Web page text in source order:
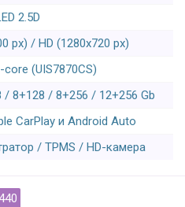
2.5D
px) / HD (1280x720 px)
core (UIS7870CS)
/ 8+128 / 8+256 / 12+256 Gb
CarPlay и Android Auto
/ TPMS / HD-камера